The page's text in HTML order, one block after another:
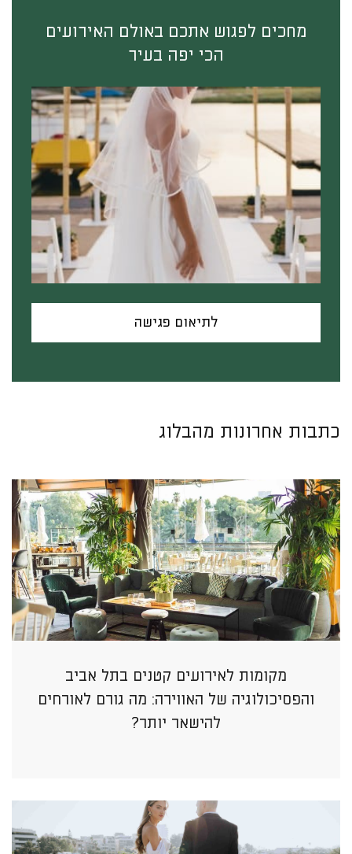
מחכים לפגוש אתכם באולם האירועים
הכי יפה בעיר
לתיאום פגישה
כתבות אחרונות מהבלוג
מקומות לאירועים קטנים בתל אביב
והפסיכולוגיה של האווירה: מה גורם לאורחים
להישאר יותר?